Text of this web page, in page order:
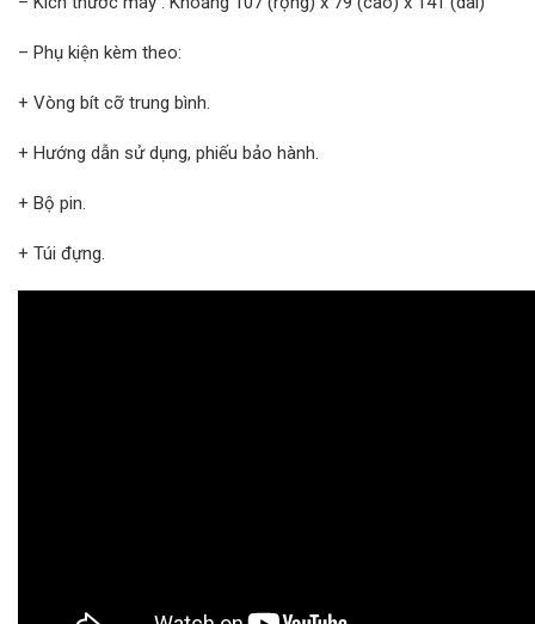
– Phụ kiện kèm theo:
+ Vòng bít cỡ trung bình.
+ Hướng dẫn sử dụng, phiếu bảo hành.
+ Bộ pin.
+ Túi đựng.